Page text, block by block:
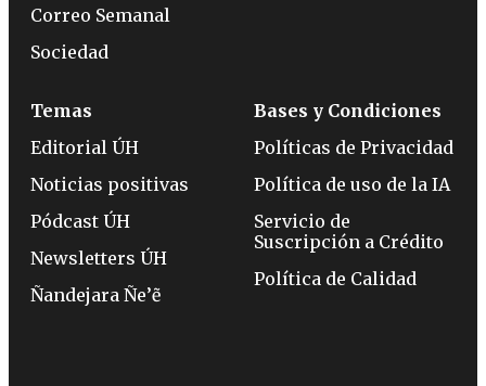
Correo Semanal
Sociedad
Temas
Editorial ÚH
Noticias positivas
Pódcast ÚH
Newsletters ÚH
Ñandejara Ñe’ẽ
Bases y Condiciones
Políticas de Privacidad
Política de uso de la IA
Servicio de
Suscripción a Crédito
Política de Calidad